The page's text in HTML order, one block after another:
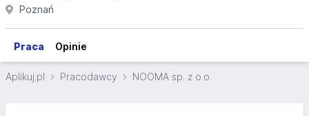
Poznań
Praca Opinie
Aplikuj.pl Pracodawcy NOOMA sp. z o.o.